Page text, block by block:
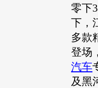
零下
下，
多款
登场
汽车
及黑